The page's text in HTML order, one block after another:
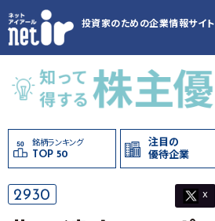
投資家のための企業情報サイト
銘柄ランキング
TOP 50
注目の
優待企業
2930 X